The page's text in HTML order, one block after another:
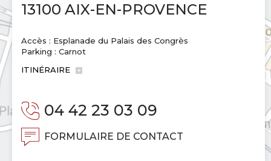
13100 AIX-EN-PROVENCE
Accès : Esplanade du Palais des Congrès
Parking : Carnot
ITINÉRAIRE
04 42 23 03 09
FORMULAIRE DE CONTACT